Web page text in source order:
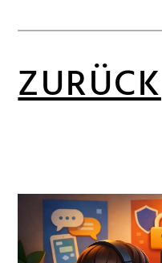
ZURÜCK